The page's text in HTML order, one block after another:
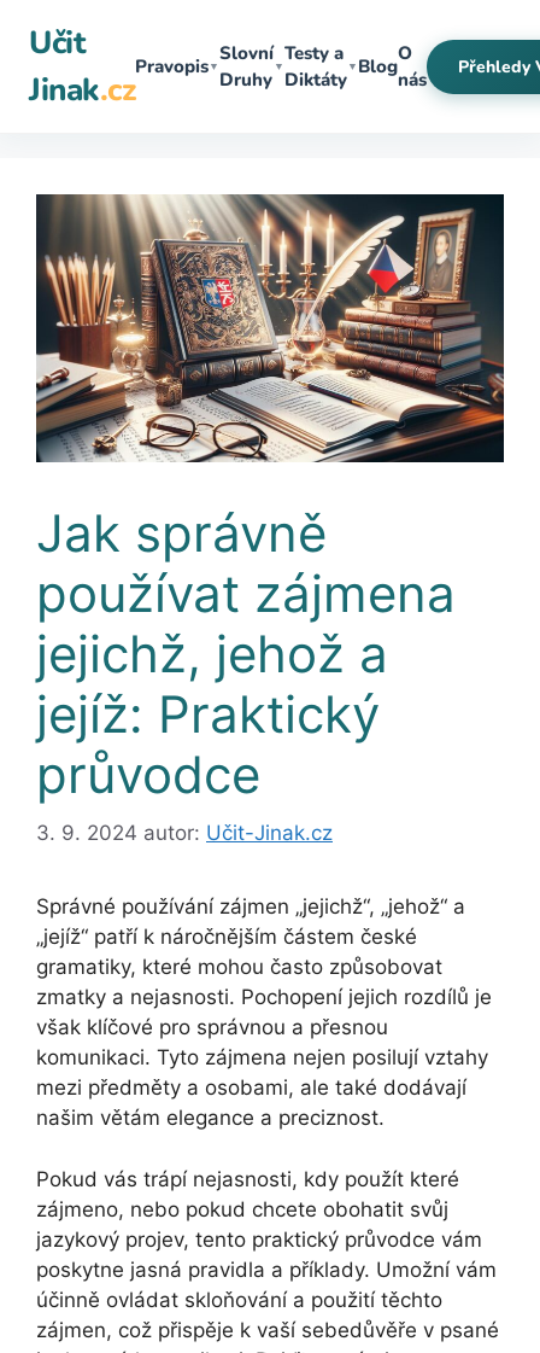
obsah
Učit
Jinak.cz
Pravopis▼
Slovní
Druhy
▼
Testy a
Diktáty
▼ Blog
O
nás
Přehledy
Jak správně
používat zájmena
jejichž, jehož a
jejíž: Praktický
průvodce
3. 9. 2024 autor: Učit-Jinak.cz
Správné používání zájmen „jejichž“, „jehož“ a
„jejíž“ patří k náročnějším částem české
gramatiky, které mohou často způsobovat
zmatky a nejasnosti. Pochopení jejich rozdílů je
však klíčové pro správnou a přesnou
komunikaci. Tyto zájmena nejen posilují vztahy
mezi předměty a osobami, ale také dodávají
našim větám elegance a preciznost.
Pokud vás trápí nejasnosti, kdy použít které
zájmeno, nebo pokud chcete obohatit svůj
jazykový projev, tento praktický průvodce vám
poskytne jasná pravidla a příklady. Umožní vám
účinně ovládat skloňování a použití těchto
zájmen, což přispěje k vaší sebedůvěře v psané